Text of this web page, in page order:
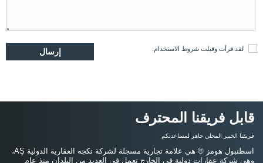
لقد قرأت وقبلت شروط الاستخدام
قابل فريقنا المحترف
فريقنا الخبير المحلي جاهز لمساعدتكم
اسطنبول هومز ® هي علامة تجارية مسجلة لشركة تكجه العقارية الدولية AŞ،
وهي شركة عقارات دولية في الخارج تعمل في العديد من البلدان منذ عام